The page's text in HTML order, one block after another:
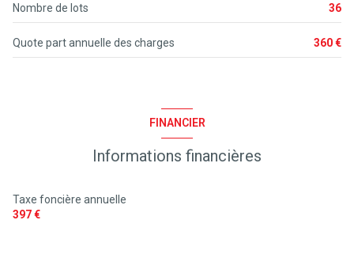
1 niveau(x)
quartier Golf, Golf de l'Ardilouse
Nombre de lots 36
Quote part annuelle des charges 360 €
FINANCIER
Informations financières
Taxe foncière annuelle
397 €